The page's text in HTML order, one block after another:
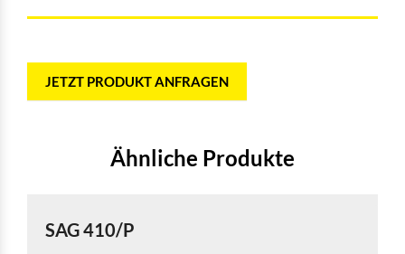
JETZT PRODUKT ANFRAGEN
Ähnliche Produkte
SAG 410/P